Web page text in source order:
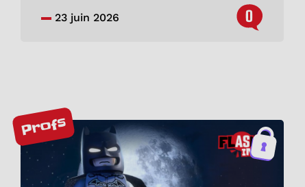
23 juin 2026 0
Profs